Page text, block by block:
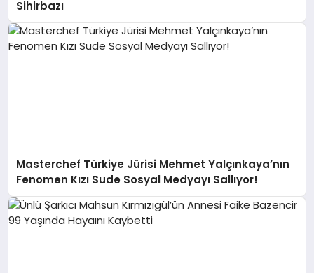
Sihirbazı
Masterchef Türkiye Jürisi Mehmet Yalçınkaya’nın
Fenomen Kızı Sude Sosyal Medyayı Sallıyor!